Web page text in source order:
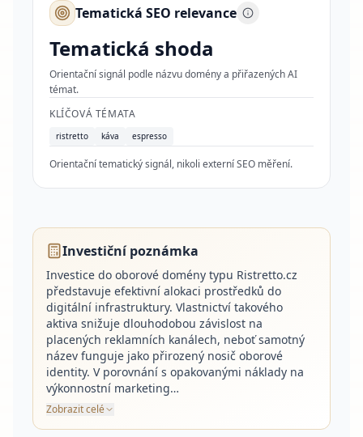
Tematická SEO relevance
Tematická shoda
Orientační signál podle názvu domény a přiřazených AI
témat.
KLÍČOVÁ TÉMATA
ristretto káva espresso
Orientační tematický signál, nikoli externí SEO měření.
Investiční poznámka
Investice do oborové domény typu Ristretto.cz
představuje efektivní alokaci prostředků do
digitální infrastruktury. Vlastnictví takového
aktiva snižuje dlouhodobou závislost na
placených reklamních kanálech, neboť samotný
název funguje jako přirozený nosič oborové
identity. V porovnání s opakovanými náklady na
výkonnostní marketing…
Zobrazit celé